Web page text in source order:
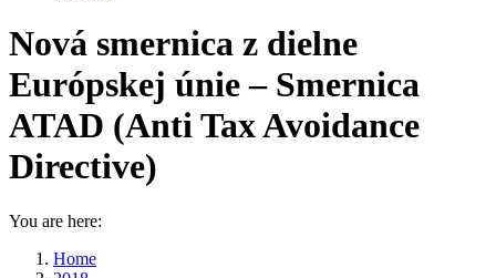
Nová smernica z dielne
Európskej únie – Smernica
ATAD (Anti Tax Avoidance
Directive)
You are here:
Home